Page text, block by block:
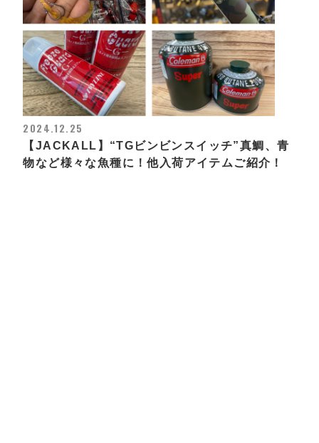
2024.12.25
【JACKALL】“TGビンビンスイッチ”真鯛、青
物など様々な魚種に！他入荷アイテムご紹介！